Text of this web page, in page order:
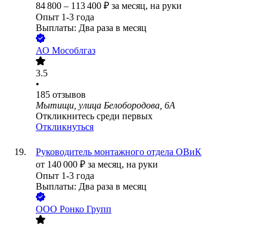
84 800 – 113 400 ₽ за месяц, на руки
Опыт 1-3 года
Выплаты: Два раза в месяц
АО Мособлгаз
3.5
•
185 отзывов
Мытищи, улица Белобородова, 6А
Откликнитесь среди первых
Откликнуться
Руководитель монтажного отдела ОВиК
от 140 000 ₽ за месяц, на руки
Опыт 1-3 года
Выплаты: Два раза в месяц
ООО Ронко Групп